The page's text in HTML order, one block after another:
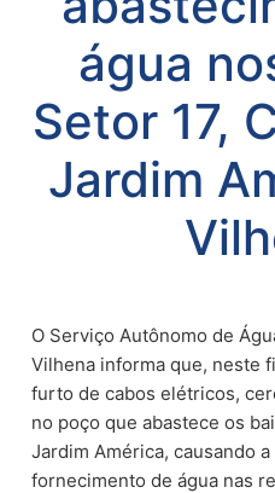
água
Setor 17,
Jardim
O Serviço Autônomo de
Vilhena informa que, neste
furto de cabos elétricos,
no poço que abastece os
Jardim América, causando
fornecimento de água nas